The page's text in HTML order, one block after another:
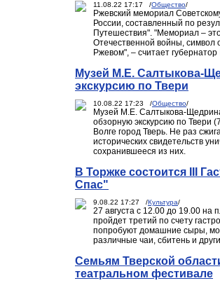
11.08.22 17:17 /Общество/
Ржевский мемориал
России, составленный по
Путешествия". "Мемориал –
Отечественной войны, символ
Ржевом", – считает
Музей М.Е. Салтыкова-
экскурсию по Твери
10.08.22 17:23 /Общество/
Музей М.Е. Салтыкова-
обзорную экскурсию по Твери
Волге город Тверь. Не раз
исторических свидетельств
сохранившееся из них.
В Торжке состоится III
Спас"
9.08.22 17:27 /Культура/
27 августа с 12.00 до 19.00 на
пройдет третий по счету
попробуют домашние сыры,
различные чаи, сбитень и
Семьям Тверской
театральном фестивале